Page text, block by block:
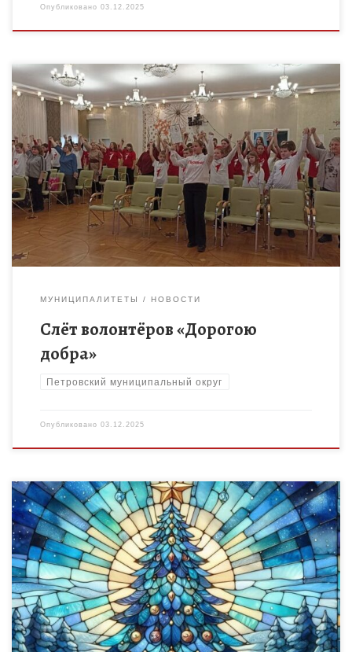
Опубликовано 03.12.2025
Ежегодно 5 декабря в России отмечается День добровольца
(волонтёра), установленный Указом Президента РФ от 27
ноября 2017 года. Муниципальный ресурсный центр
поддержки добровольчества Петровского Дома […]
МУНИЦИПАЛИТЕТЫ НОВОСТИ
Слёт волонтёров «Дорогою
добра»
Петровский муниципальный округ
Опубликовано 03.12.2025